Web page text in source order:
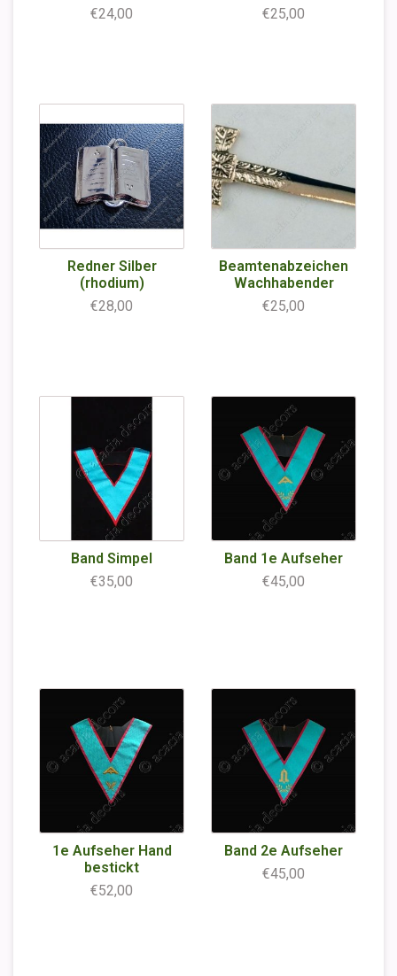
€24,00
€25,00
Redner Silber
(rhodium)
€28,00
Beamtenabzeichen
Wachhabender
€25,00
Band Simpel
€35,00
Band 1e Aufseher
€45,00
1e Aufseher Hand
bestickt
€52,00
Band 2e Aufseher
€45,00